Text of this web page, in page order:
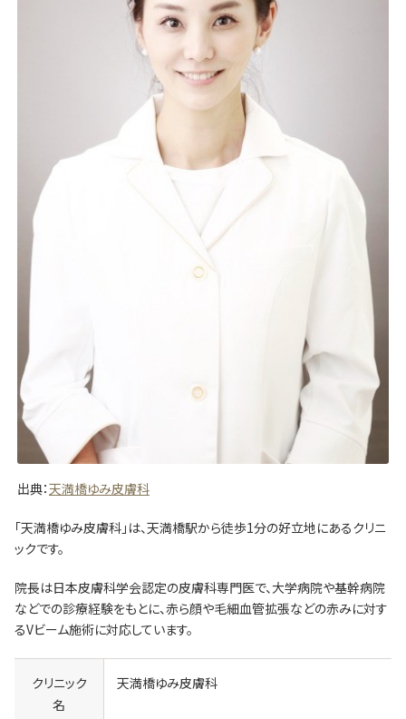
出典：天満橋ゆみ皮膚科
「天満橋ゆみ皮膚科」は、天満橋駅から徒歩1分の好立地にあるクリニ
ックです。
院長は日本皮膚科学会認定の皮膚科専門医で、大学病院や基幹病院
などでの診療経験をもとに、赤ら顔や毛細血管拡張などの赤みに対す
るVビーム施術に対応しています。
クリニック
名
天満橋ゆみ皮膚科